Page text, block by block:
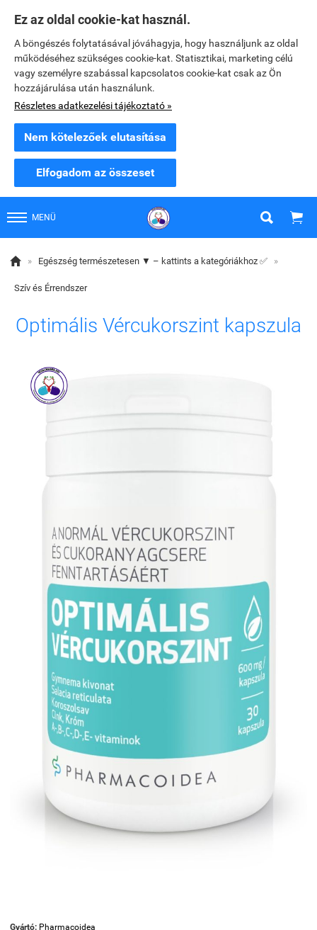
Ez az oldal cookie-kat használ.
A böngészés folytatásával jóváhagyja, hogy használjunk az oldal
működéséhez szükséges cookie-kat. Statisztikai, marketing célú
vagy személyre szabással kapcsolatos cookie-kat csak az Ön
hozzájárulása után használunk.
Részletes adatkezelési tájékoztató »
Nem kötelezőek elutasítása
Elfogadom az összeset
MENÜ  
 » Egészség természetesen ▼ – kattints a kategóriákhoz ✅ »
Szív és Érrendszer
Optimális Vércukorszint kapszula
Gyártó: Pharmacoidea